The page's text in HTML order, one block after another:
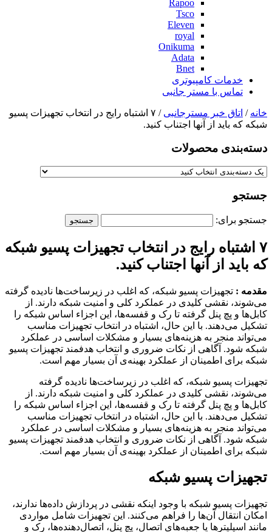
Rapoo
Tsco
Eleven
royal
Onikuma
Adata
Bnet
خدمات کامپیوتری
تماس با مستر جانبی
خانه / اتاق خبر مسترجانبی
/ ۷ اشتباه رایج در انتخاب تجهیزات پسیو
شبکه که باید از آنها اجتناب کنید.
دسته‌بندی‌ محصولات
جستجو
جستجو برای:
۷ اشتباه رایج در انتخاب تجهیزات پسیو شبکه
که باید از آنها اجتناب کنید.
مقدمه : تجهیزات پسیو شبکه، که اغلب در زیرساخت‌ها نادیده گرفته
می‌شوند، نقشی کلیدی در عملکرد کلی و امنیت شبکه دارند. از
کابل‌ها و پچ پنل گرفته تا رک و قفسه‌ها، این اجزاء اساس شبکه را
تشکیل می‌دهند. با این حال، اشتباه در انتخاب تجهیزات مناسب
می‌تواند منجر به هزینه‌های بسیار و مشکلات اساسی در عملکرد
شبکه شود. آگاهی از نکات ضروری و انتخاب هدفمند تجهیزات پسیو
شبکه برای اطمینان از عملکرد بهینه‌ی آن بسیار مهم است.
تجهیزات پسیو شبکه، که اغلب در زیرساخت‌ها نادیده گرفته
می‌شوند، نقشی کلیدی در عملکرد کلی و امنیت شبکه دارند. از
کابل‌ها و پچ پنل گرفته تا رک و قفسه‌ها، این اجزاء اساس شبکه را
تشکیل می‌دهند. با این حال، اشتباه در انتخاب تجهیزات مناسب
می‌تواند منجر به هزینه‌های بسیار و مشکلات اساسی در عملکرد
شبکه شود. آگاهی از نکات ضروری و انتخاب هدفمند تجهیزات پسیو
شبکه برای اطمینان از عملکرد بهینه‌ی آن بسیار مهم است.
تجهیزات پسیو شبکه
تجهیزات پسیو شبکه‌ با وجود اینکه نقشی در پردازش داده‌ها ندارند،
امکان انتقال آن‌ها را فراهم می‌کنند. این تجهیزات شامل مواردی
مانند اسپلیترها یا جعبه‌های اتصال، پچ پنل، اتصال‌دهنده‌ها، رک و